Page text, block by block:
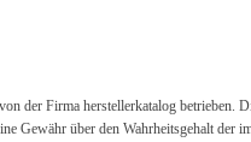
der Firma herstellerkatalog betrieben.
Gewähr über den Wahrheitsgehalt der